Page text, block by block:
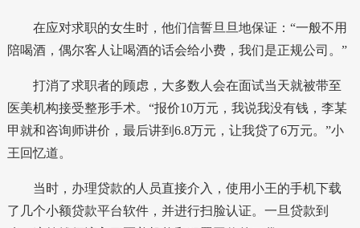
在应对求职的女生时，他们信誓旦旦地保证：“一般不用
陪喝酒，偶尔客人让喝酒的话会给小费，我们是正规公司。”
打消了求职者的顾虑，大多数人会在面试当天就被带至
医美机构接受整形手术。“报价10万元，我说我没有钱，李某
甲就和咨询师讲价，最后讲到6.8万元，让我贷了6万元。”小
王回忆道。
当时，办理贷款的人员直接介入，使用小王的手机下载
了几个小额贷款平台软件，并进行扫脸认证。一旦贷款到